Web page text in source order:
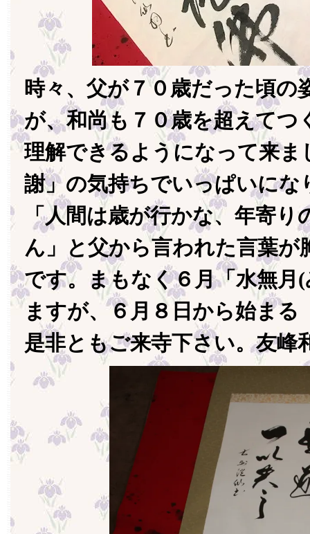
時々、父が７０歳だった頃の
が、和尚も７０歳を超えてつ
理解できるようになって来ま
謝」の気持ちでいっぱいにな
「人間は歳が行かな、年寄
ん」と父から言われた言葉が
です。まもなく６月「水無月
ますが、６月８日から始まる
是非ともご来寺下さい。友峰